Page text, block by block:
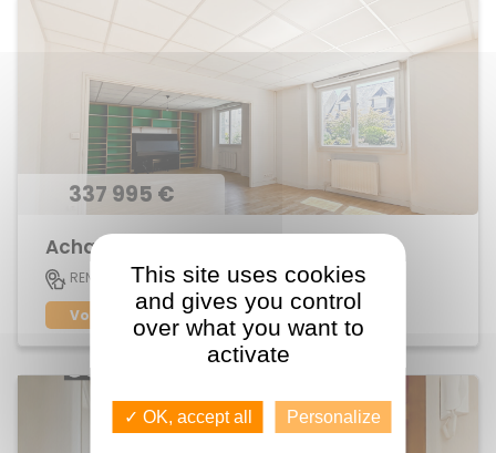
337 995 €
RENNES 5
113 M2
Voir le bien
This site uses cookies
and gives you control
over what you want to
activate
✓ OK, accept all Personalize